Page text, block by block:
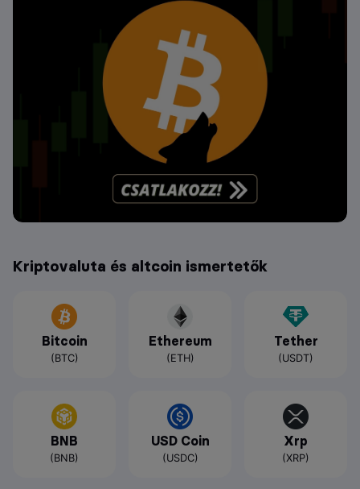
Kriptovaluta és altcoin ismertetők
Bitcoin
(BTC)
Ethereum
(ETH)
Tether
(USDT)
BNB
(BNB)
USD Coin
(USDC)
Xrp
(XRP)